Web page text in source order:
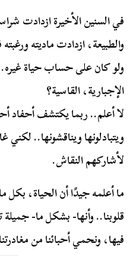
في السنين الأخيرة ازدادت
والطبيعة، ازدادت ماديته
ولو كان على حساب حياة
الإجبارية، القاسية؟
لا أعلم.. ربما يكتشف أحفاد
ويتبادلونها ويناقشونها.. لكني
لأشاركهم النقاش.
ما أعلمه جيدًا أن الحياة، بكل
قلوبنا.. وأنها- بشكل ما-
فيها، ونحمي أحبائنا من